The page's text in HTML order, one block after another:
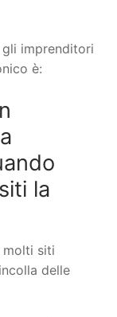
imprenditori
è:
la
molti siti
delle